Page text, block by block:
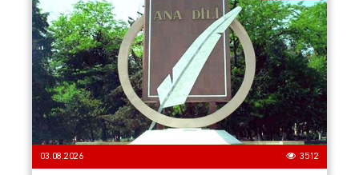
03.08.2026 3512